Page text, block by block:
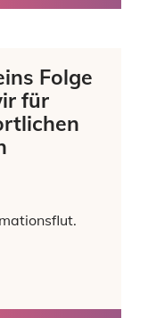
Folge
für